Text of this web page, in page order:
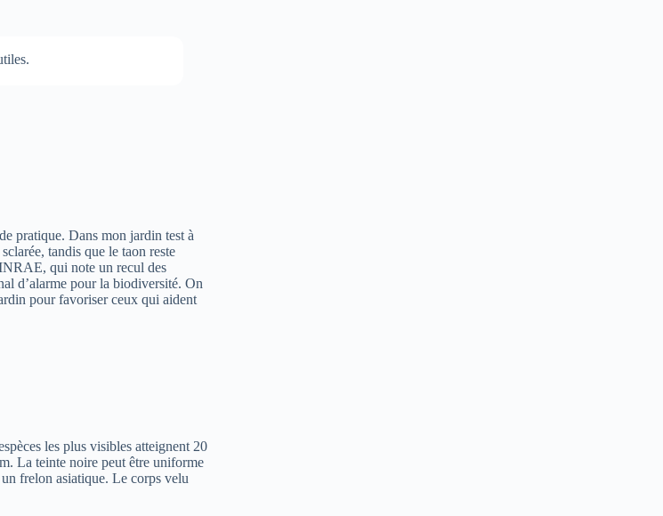
pratique. Dans mon jardin test à
tandis que le taon reste
qui note un recul des
d’alarme pour la biodiversité. On
pour favoriser ceux qui aident
les plus visibles atteignent 20
La teinte noire peut être uniforme
frelon asiatique. Le corps velu